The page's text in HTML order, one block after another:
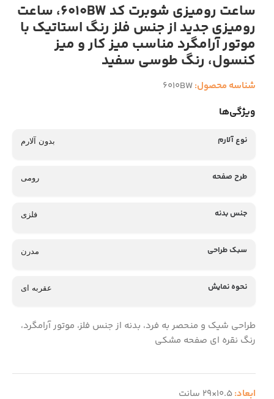
ساعت رومیزی شوبرت کد 6010BW، ساعت
رومیزی جدید از جنس فلز رنگ استاتیک با
موتور آرامگرد مناسب میز کار و میز
کنسول، رنگ طوسی سفید
شناسه محصول:6010BW
ویژگی‌ها
نوع آلارم بدون آلارم
طرح صفحه رومی
جنس بدنه فلزی
سبک طراحی مدرن
نحوه نمایش عقربه ای
طراحی شیک و منحصر به فرد، بدنه از جنس فلز، موتور آرامگرد،
رنگ‌ نقره ای صفحه مشکی
ابعاد:10.5×29 سانت